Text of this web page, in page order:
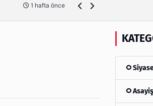
1 hafta önce Ambalaj Süreçlerinde
Asayiş